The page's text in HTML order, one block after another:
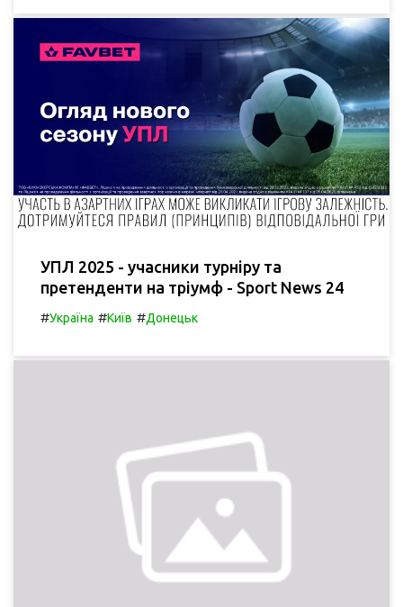
УПЛ 2025 - учасники турніру та
претенденти на тріумф - Sport News 24
#Україна #Київ #Донецьк